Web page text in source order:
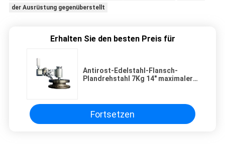
der Ausrüstung gegenüberstellt
Erhalten Sie den besten Preis für
Antirost-Edelstahl-Flansch-
Plandrehstahl 7Kg 14" maximaler
Fortsetzen